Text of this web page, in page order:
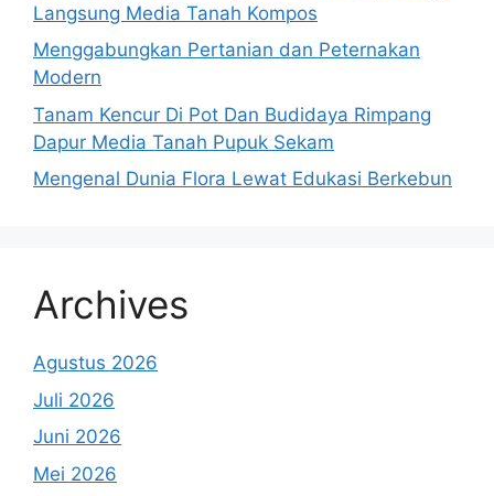
Langsung Media Tanah Kompos
Menggabungkan Pertanian dan Peternakan
Modern
Tanam Kencur Di Pot Dan Budidaya Rimpang
Dapur Media Tanah Pupuk Sekam
Mengenal Dunia Flora Lewat Edukasi Berkebun
Archives
Agustus 2026
Juli 2026
Juni 2026
Mei 2026